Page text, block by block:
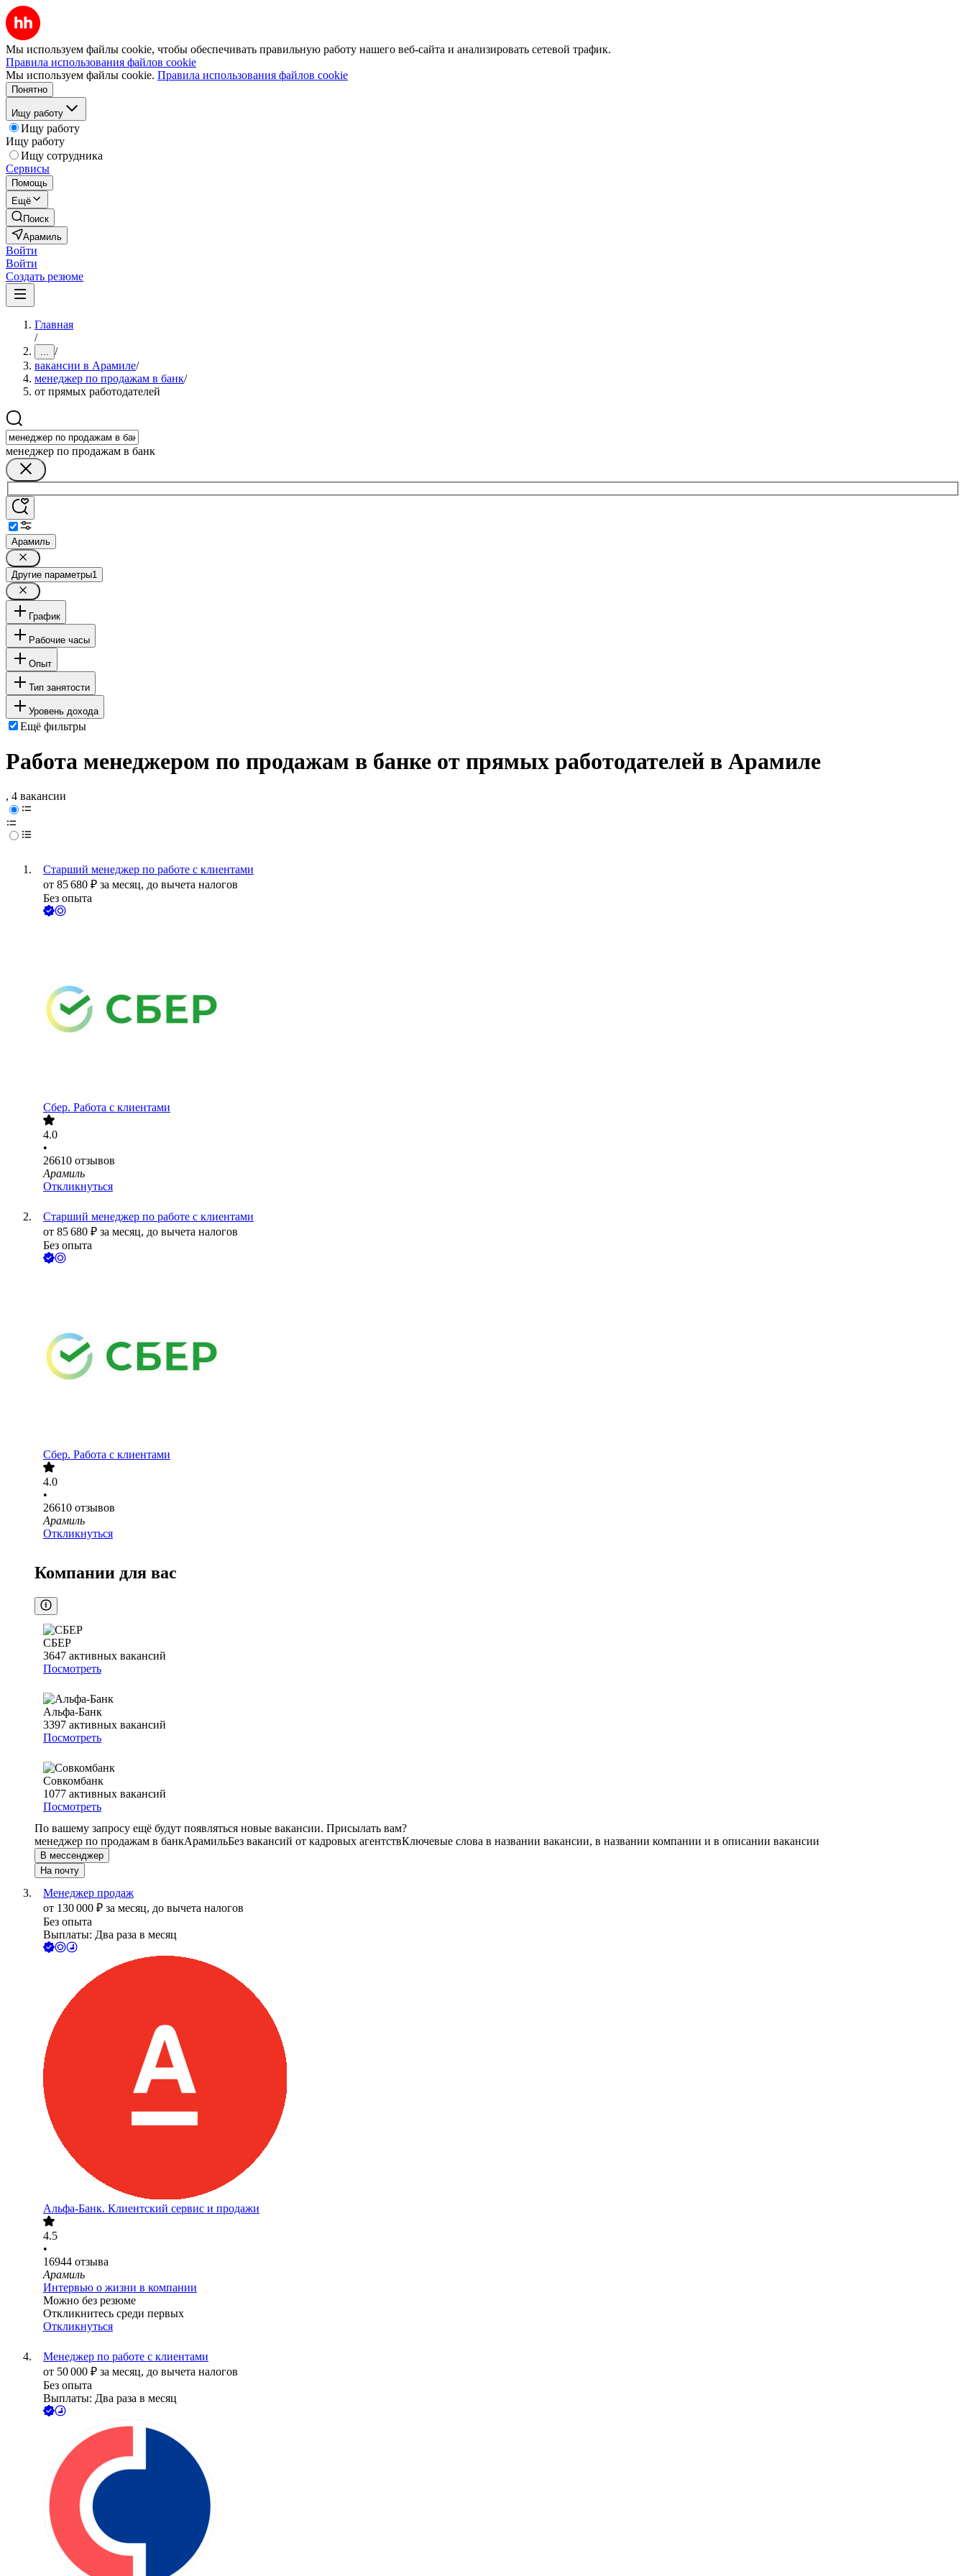
Мы используем файлы cookie, чтобы обеспечивать правильную работу нашего веб-сайта и анализировать сетевой трафик.
Правила использования файлов cookie
Мы используем файлы cookie. Правила использования файлов cookie
Понятно
Ищу работу
Ищу работу
Ищу работу
Ищу сотрудника
Сервисы
Помощь
Ещё
Поиск
Арамиль
Войти
Войти
Создать резюме
Главная
/
... /
вакансии в Арамиле/
менеджер по продажам в банк/
от прямых работодателей
менеджер по продажам в банк
Арамиль
Другие параметры1
График
Рабочие часы
Опыт
Тип занятости
Уровень дохода
Ещё фильтры
Работа менеджером по продажам в банке от прямых работодателей в Арамиле
, 4 вакансии
Старший менеджер по работе с клиентами
от 85 680 ₽ за месяц, до вычета налогов
Без опыта
Сбер. Работа с клиентами
4.0
•
26610 отзывов
Арамиль
Откликнуться
Старший менеджер по работе с клиентами
от 85 680 ₽ за месяц, до вычета налогов
Без опыта
Сбер. Работа с клиентами
4.0
•
26610 отзывов
Арамиль
Откликнуться
Компании для вас
СБЕР
3647 активных вакансий
Посмотреть
Альфа-Банк
3397 активных вакансий
Посмотреть
Совкомбанк
1077 активных вакансий
Посмотреть
По вашему запросу ещё будут появляться новые вакансии. Присылать вам?
менеджер по продажам в банкАрамильБез вакансий от кадровых агентствКлючевые слова в названии вакансии, в названии компании и в описании вакансии
В мессенджер
На почту
Менеджер продаж
от 130 000 ₽ за месяц, до вычета налогов
Без опыта
Выплаты: Два раза в месяц
Альфа-Банк. Клиентский сервис и продажи
4.5
•
16944 отзыва
Арамиль
Интервью о жизни в компании
Можно без резюме
Откликнитесь среди первых
Откликнуться
Менеджер по работе с клиентами
от 50 000 ₽ за месяц, до вычета налогов
Без опыта
Выплаты: Два раза в месяц